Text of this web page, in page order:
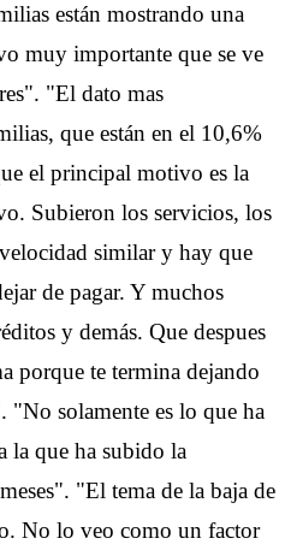
están mostrando una
muy importante que se ve
"El dato mas
que están en el 10,6%
el principal motivo es la
Subieron los servicios, los
similar y hay que
de pagar. Y muchos
y demás. Que despues
porque te termina dejando
"No solamente es lo que ha
la que ha subido la
"El tema de la baja de
No lo veo como un factor